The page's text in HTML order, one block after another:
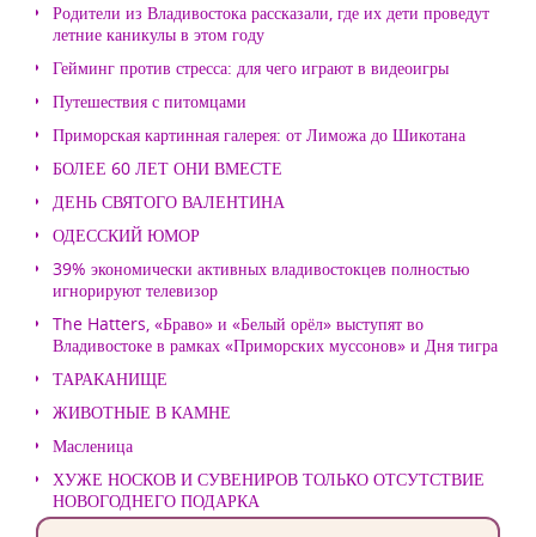
Родители из Владивостока рассказали, где их дети проведут
летние каникулы в этом году
Гейминг против стресса: для чего играют в видеоигры
Путешествия с питомцами
Приморская картинная галерея: от Лиможа до Шикотана
БОЛЕЕ 60 ЛЕТ ОНИ ВМЕСТЕ
ДЕНЬ СВЯТОГО ВАЛЕНТИНА
ОДЕССКИЙ ЮМОР
39% экономически активных владивостокцев полностью
игнорируют телевизор
The Hatters, «Браво» и «Белый орёл» выступят во
Владивостоке в рамках «Приморских муссонов» и Дня тигра
ТАРАКАНИЩЕ
ЖИВОТНЫЕ В КАМНЕ
Масленица
ХУЖЕ НОСКОВ И СУВЕНИРОВ ТОЛЬКО ОТСУТСТВИЕ
НОВОГОДНЕГО ПОДАРКА